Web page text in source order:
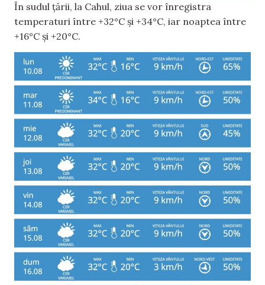
În sudul țării, la Cahul, ziua se vor înregistra
temperaturi între +32°C și +34°C, iar noaptea între
+16°C și +20°C.